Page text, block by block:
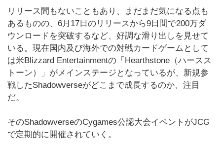
リリース間もないこともあり、まだまだ気になる点も
あるものの、6月17日のリリースから9日間で200万ダ
ウンロードを突破するなど、好調な滑り出しを見せて
いる。現在国内及び海外での対戦カードゲームとして
は米Blizzard Entertainmentの「Hearthstone（ハースス
トーン）」がメインステージとなっているが、新規参
戦したShadowverseがどこまで成長するのか、注目
だ。
そのShadowverseのCygames公認大会イベントがJCG
で定期的に開催されていく。